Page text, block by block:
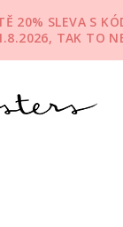
20% SLEVA S
TAK TO